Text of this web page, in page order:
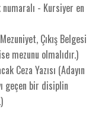
- Kursiyer en
Çıkış Belgesi
mezunu olmalıdır.)
Ceza Yazısı (Adayın
geçen bir disiplin